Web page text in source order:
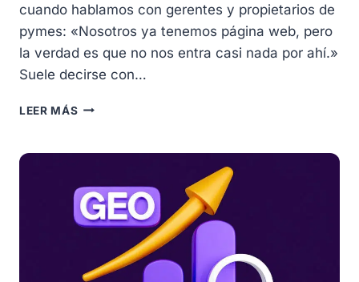
cuando hablamos con gerentes y propietarios de
pymes: «Nosotros ya tenemos página web, pero
la verdad es que no nos entra casi nada por ahí.»
Suele decirse con…
LEER MÁS¿TU
NO
CLIENTES?
7
SEÑALES
TU